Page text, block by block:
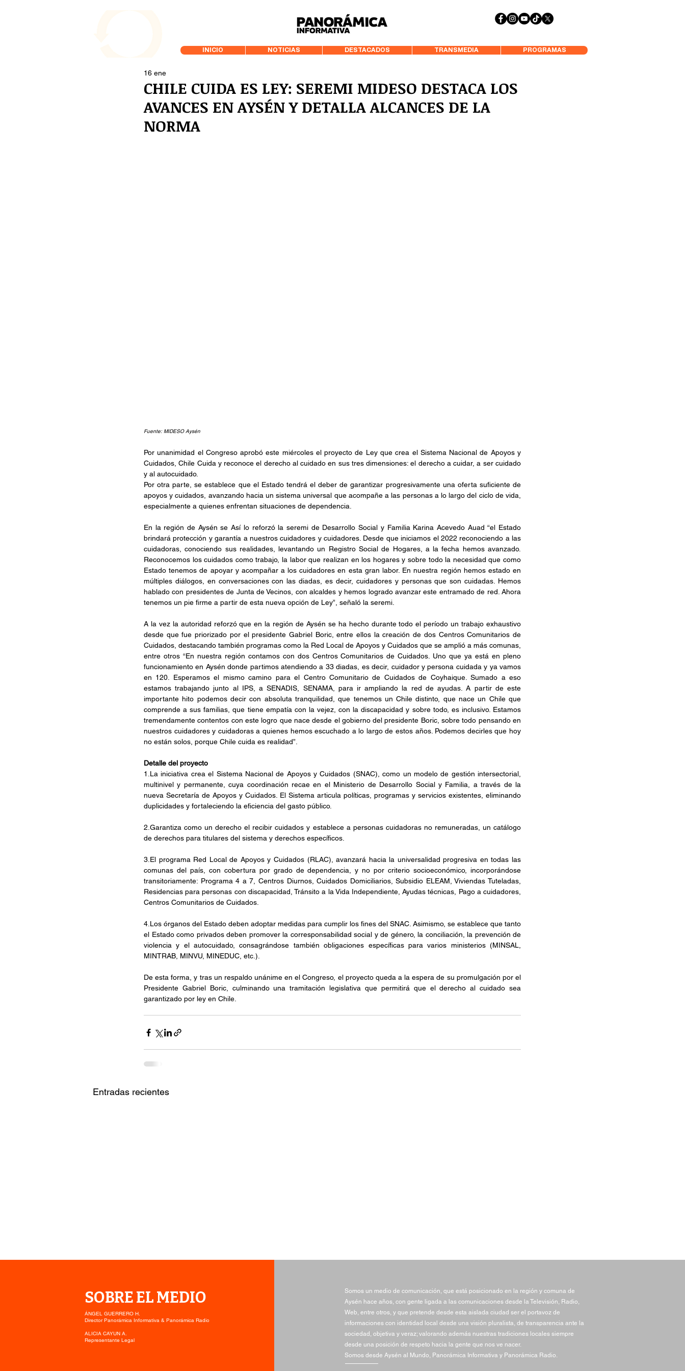
INICIO NOTICIAS DESTACADOS TRANSMEDIA PROGRAMAS
CHILE CUIDA ES LEY: SEREMI MIDESO DESTACA LOS
AVANCES EN AYSÉN Y DETALLA ALCANCES DE LA
NORMA
16 ene
Fuente: MIDESO Aysén
Por unanimidad el Congreso aprobó este miércoles el proyecto de Ley que crea el Sistema Nacional de Apoyos y
Cuidados, Chile Cuida y reconoce el derecho al cuidado en sus tres dimensiones: el derecho a cuidar, a ser cuidado
y al autocuidado.
Por otra parte, se establece que el Estado tendrá el deber de garantizar progresivamente una oferta suficiente de
apoyos y cuidados, avanzando hacia un sistema universal que acompañe a las personas a lo largo del ciclo de vida,
especialmente a quienes enfrentan situaciones de dependencia.
En la región de Aysén se Así lo reforzó la seremi de Desarrollo Social y Familia Karina Acevedo Auad “el Estado
brindará protección y garantía a nuestros cuidadores y cuidadores. Desde que iniciamos el 2022 reconociendo a las
cuidadoras, conociendo sus realidades, levantando un Registro Social de Hogares, a la fecha hemos avanzado.
Reconocemos los cuidados como trabajo, la labor que realizan en los hogares y sobre todo la necesidad que como
Estado tenemos de apoyar y acompañar a los cuidadores en esta gran labor. En nuestra región hemos estado en
múltiples diálogos, en conversaciones con las diadas, es decir, cuidadores y personas que son cuidadas. Hemos
hablado con presidentes de Junta de Vecinos, con alcaldes y hemos logrado avanzar este entramado de red. Ahora
tenemos un pie firme a partir de esta nueva opción de Ley”, señaló la seremi.
A la vez la autoridad reforzó que en la región de Aysén se ha hecho durante todo el período un trabajo exhaustivo
desde que fue priorizado por el presidente Gabriel Boric, entre ellos la creación de dos Centros Comunitarios de
Cuidados, destacando también programas como la Red Local de Apoyos y Cuidados que se amplió a más comunas,
entre otros “En nuestra región contamos con dos Centros Comunitarios de Cuidados. Uno que ya está en pleno
funcionamiento en Aysén donde partimos atendiendo a 33 diadas, es decir, cuidador y persona cuidada y ya vamos
en 120. Esperamos el mismo camino para el Centro Comunitario de Cuidados de Coyhaique. Sumado a eso
estamos trabajando junto al IPS, a SENADIS, SENAMA, para ir ampliando la red de ayudas. A partir de este
importante hito podemos decir con absoluta tranquilidad, que tenemos un Chile distinto, que nace un Chile que
comprende a sus familias, que tiene empatía con la vejez, con la discapacidad y sobre todo, es inclusivo. Estamos
tremendamente contentos con este logro que nace desde el gobierno del presidente Boric, sobre todo pensando en
nuestros cuidadores y cuidadoras a quienes hemos escuchado a lo largo de estos años. Podemos decirles que hoy
no están solos, porque Chile cuida es realidad”.
Detalle del proyecto
1.La iniciativa crea el Sistema Nacional de Apoyos y Cuidados (SNAC), como un modelo de gestión intersectorial,
multinivel y permanente, cuya coordinación recae en el Ministerio de Desarrollo Social y Familia, a través de la
nueva Secretaría de Apoyos y Cuidados. El Sistema articula políticas, programas y servicios existentes, eliminando
duplicidades y fortaleciendo la eficiencia del gasto público.
2.Garantiza como un derecho el recibir cuidados y establece a personas cuidadoras no remuneradas, un catálogo
de derechos para titulares del sistema y derechos específicos.
3.El programa Red Local de Apoyos y Cuidados (RLAC), avanzará hacia la universalidad progresiva en todas las
comunas del país, con cobertura por grado de dependencia, y no por criterio socioeconómico, incorporándose
transitoriamente: Programa 4 a 7, Centros Diurnos, Cuidados Domiciliarios, Subsidio ELEAM, Viviendas Tuteladas,
Residencias para personas con discapacidad, Tránsito a la Vida Independiente, Ayudas técnicas, Pago a cuidadores,
Centros Comunitarios de Cuidados.
4.Los órganos del Estado deben adoptar medidas para cumplir los fines del SNAC. Asimismo, se establece que tanto
el Estado como privados deben promover la corresponsabilidad social y de género, la conciliación, la prevención de
violencia y el autocuidado, consagrándose también obligaciones específicas para varios ministerios (MINSAL,
MINTRAB, MINVU, MINEDUC, etc.).
De esta forma, y tras un respaldo unánime en el Congreso, el proyecto queda a la espera de su promulgación por el
Presidente Gabriel Boric, culminando una tramitación legislativa que permitirá que el derecho al cuidado sea
garantizado por ley en Chile.
Entradas recientes
INCENDIO DESTRUYE
Concejales se reunieron en
SOBRE EL MEDIO
ÁNGEL GUERRERO H.
Director Panorámica Informativa & Panorámica Radio
ALICIA CAYUN A.
Representante Legal
Somos un medio de comunicación, que está posicionado en la región y comuna de
Aysén hace años, con gente ligada a las comunicaciones desde la Televisión, Radio,
Web, entre otros, y que pretende desde esta aislada ciudad ser el portavoz de
informaciones con identidad local desde una visión pluralista, de transparencia ante la
sociedad, objetiva y veraz; valorando además nuestras tradiciones locales siempre
desde una posición de respeto hacia la gente que nos ve nacer.
Somos desde Aysén al Mundo, Panorámica Informativa y Panorámica Radio.